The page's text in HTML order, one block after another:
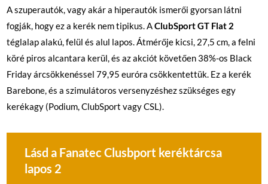
A szuperautók, vagy akár a hiperautók ismerői gyorsan látni
fogják, hogy ez a kerék nem tipikus. AClubSport GT Flat 2
téglalap alakú, felül és alul lapos. Átmérője kicsi, 27,5 cm, a felni
köré piros alcantara kerül, és az akciót követően 38%-os Black
Friday árcsökkenéssel 79,95 euróra csökkentettük. Ez a kerék
Barebone, és a szimulátoros versenyzéshez szükséges egy
kerékagy (Podium, ClubSport vagy CSL).
Lásd a Fanatec Clusbport keréktárcsa
lapos 2